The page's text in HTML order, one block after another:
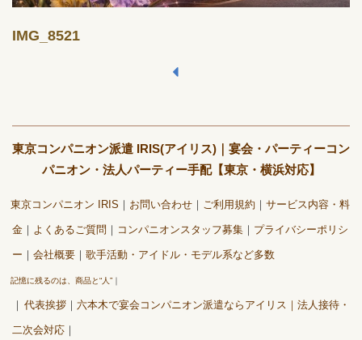
IMG_8521
東京コンパニオン派遣 IRIS(アイリス)｜宴会・パーティーコン
パニオン・法人パーティー手配【東京・横浜対応】
東京コンパニオン IRIS お問い合わせ ご利用規約 サービス内容・料
金 よくあるご質問 コンパニオンスタッフ募集 プライバシーポリシ
ー 会社概要 歌手活動・アイドル・モデル系など多数
記憶に残るのは、商品と“人”
代表挨拶 六本木で宴会コンパニオン派遣ならアイリス｜法人接待・
二次会対応